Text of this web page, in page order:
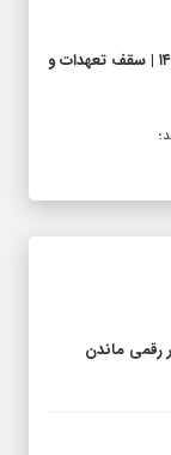
ایمپلنت دندان با بیمه تکمیلی SOS در سال ۱۴۰۵ | سقف تعهدات و
رقمی ماندن